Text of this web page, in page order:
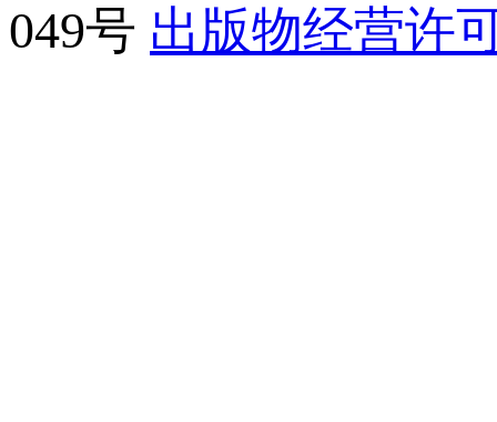
049号 出版物经营许